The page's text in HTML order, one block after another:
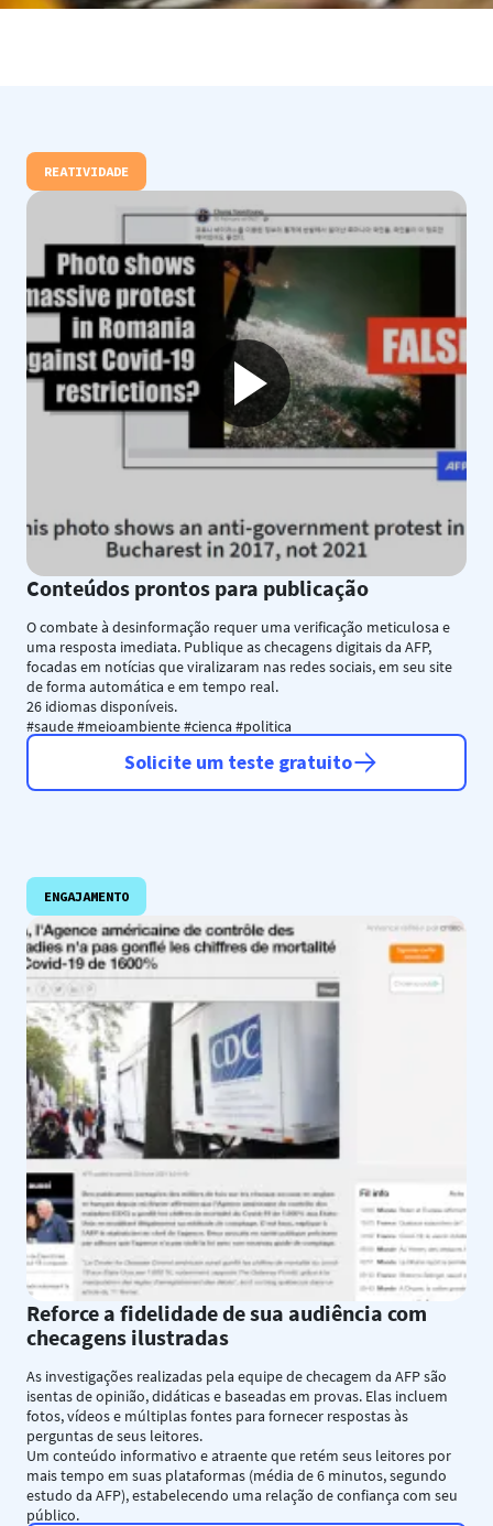
REATIVIDADE
Conteúdos prontos para publicação
O combate à desinformação requer uma verificação meticulosa e
uma resposta imediata. Publique as checagens digitais da AFP,
focadas em notícias que viralizaram nas redes sociais, em seu site
de forma automática e em tempo real.
26 idiomas disponíveis.
#saude #meioambiente #cienca #politica
Solicite um teste gratuito
ENGAJAMENTO
Reforce a fidelidade de sua audiência com
checagens ilustradas
As investigações realizadas pela equipe de checagem da AFP são
isentas de opinião, didáticas e baseadas em provas. Elas incluem
fotos, vídeos e múltiplas fontes para fornecer respostas às
perguntas de seus leitores.
Um conteúdo informativo e atraente que retém seus leitores por
mais tempo em suas plataformas (média de 6 minutos, segundo
estudo da AFP), estabelecendo uma relação de confiança com seu
público.